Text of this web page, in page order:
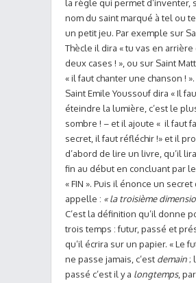
la règle qui permet d’inventer,
nom du saint marqué à tel ou
un petit jeu. Par exemple sur
Thècle il dira « tu vas en arrière
deux cases ! », ou sur Saint
« il faut chanter une chanson ! ».
Saint Emile Youssouf dira « Il
éteindre la lumière, c’est le
sombre ! – et il ajoute « il faut
secret, il faut réfléchir !» et il
d’abord de lire un livre, qu’il
fin au début en concluant par
« FIN ». Puis il énonce un secret
appelle : « la troisième
C’est la définition qu’il donne
trois temps : futur, passé et
qu’il écrira sur un papier. « Le
ne passe jamais, c’est demain;
passé c’est il y a longtemps, par